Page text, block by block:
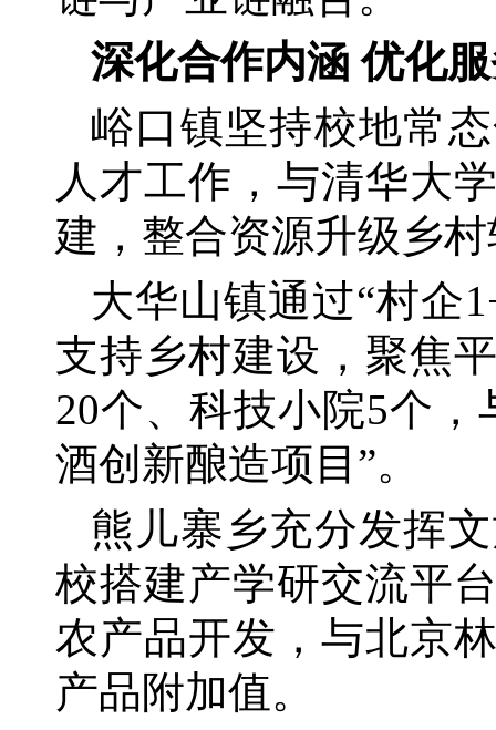
深化合作内涵 优化
峪口镇坚持校地常
人才工作，与清华大
建，整合资源升级乡
大华山镇通过“村企
支持乡村建设，聚焦
20个、科技小院5个
酒创新酿造项目”。
熊儿寨乡充分发挥
校搭建产学研交流平
农产品开发，与北京
产品附加值。